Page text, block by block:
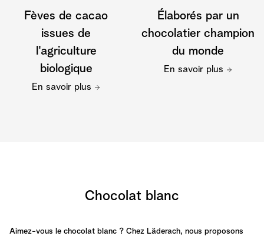
Fèves de cacao
issues de
l'agriculture
biologique
En savoir plus
Élaborés par un
chocolatier champion
du monde
En savoir plus
Chocolat blanc
Aimez-vous le chocolat blanc ? Chez Läderach, nous proposons